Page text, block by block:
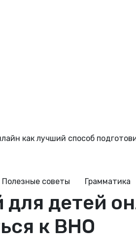
как лучший способ
Полезные советы Грамматика
для детей
к ВНО